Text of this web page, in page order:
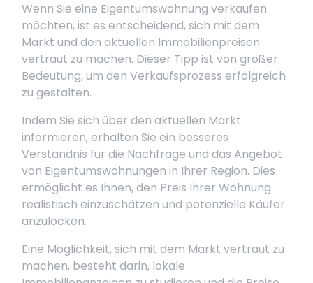
Wenn Sie eine Eigentumswohnung verkaufen
möchten, ist es entscheidend, sich mit dem
Markt und den aktuellen Immobilienpreisen
vertraut zu machen. Dieser Tipp ist von großer
Bedeutung, um den Verkaufsprozess erfolgreich
zu gestalten.
Indem Sie sich über den aktuellen Markt
informieren, erhalten Sie ein besseres
Verständnis für die Nachfrage und das Angebot
von Eigentumswohnungen in Ihrer Region. Dies
ermöglicht es Ihnen, den Preis Ihrer Wohnung
realistisch einzuschätzen und potenzielle Käufer
anzulocken.
Eine Möglichkeit, sich mit dem Markt vertraut zu
machen, besteht darin, lokale